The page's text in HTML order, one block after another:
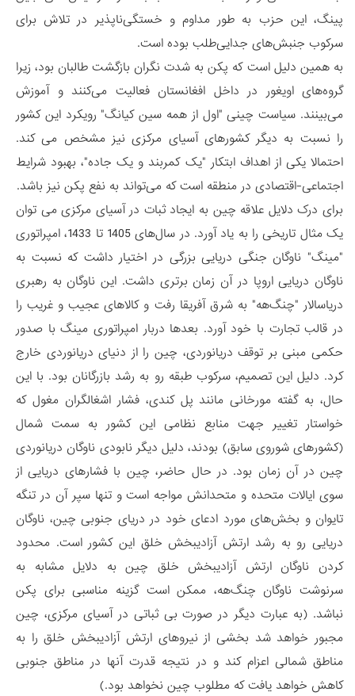
پینگ، این حزب به طور مداوم و خستگی‌ناپذیر در تلاش برای
سرکوب جنبش‌های جدایی‌طلب بوده است.
به همین دلیل است که پکن به شدت نگران بازگشت طالبان بود، زیرا
گروه‌های اویغور در داخل افغانستان فعالیت می‌کنند و آموزش
می‌بینند. سیاست چینی "اول از همه سین ​​کیانگ" رویکرد این کشور
را نسبت به دیگر کشورهای آسیای مرکزی نیز مشخص می کند.
احتمالا یکی از اهداف ابتکار "یک کمربند و یک جاده"، بهبود شرایط
اجتماعی-اقتصادی در منطقه است که می‌تواند به نفع پکن نیز باشد.
برای درک دلایل علاقه چین به ایجاد ثبات در آسیای مرکزی می توان
یک مثال تاریخی را به یاد آورد. در سال‌های 1405 تا 1433، امپراتوری
"مینگ" ناوگان جنگی دریایی بزرگی در اختیار داشت که نسبت به
ناوگان دریایی اروپا در آن زمان برتری داشت. این ناوگان به رهبری
دریاسالار "چنگ‌هه" به شرق آفریقا رفت و کالاهای عجیب و غریب را
در قالب تجارت با خود آورد. بعدها دربار امپراتوری مینگ با صدور
حکمی مبنی بر توقف دریانوردی، چین را از دنیای دریانوردی خارج
کرد. دلیل این تصمیم، سرکوب طبقه رو به رشد بازرگانان بود. با این
حال، به گفته مورخانی مانند پل کندی، فشار اشغالگران مغول که
خواستار تغییر جهت منابع نظامی این کشور به سمت شمال
(کشورهای شوروی سابق) بودند، دلیل دیگر نابودی ناوگان دریانوردی
چین در آن زمان بود. در حال حاضر، چین با فشارهای دریایی از
سوی ایالات متحده و متحدانش مواجه است و تنها سپر آن در تنگه
تایوان و بخش‌های مورد ادعای خود در دریای جنوبی چین، ناوگان
دریایی رو به رشد ارتش آزادیبخش خلق این کشور است. محدود
کردن ناوگان ارتش آزادیبخش خلق چین به دلایل مشابه به
سرنوشت ناوگان چنگ‌هه، ممکن است گزینه مناسبی برای پکن
نباشد. (به عبارت دیگر در صورت بی ثباتی در آسیای مرکزی، چین
مجبور خواهد شد بخشی از نیروهای ارتش آزادیبخش خلق را به
مناطق شمالی اعزام کند و در نتیجه قدرت آنها در مناطق جنوبی
کاهش خواهد یافت که مطلوب چین نخواهد بود.)